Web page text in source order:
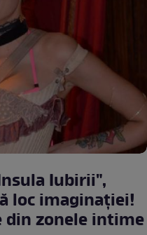
Iubirii",
loc imaginaţiei!
zonele intime